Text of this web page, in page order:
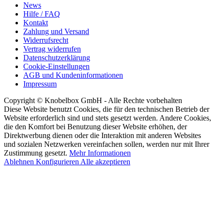
News
Hilfe / FAQ
Kontakt
Zahlung und Versand
Widerrufsrecht
Vertrag widerrufen
Datenschutzerklärung
Cookie-Einstellungen
AGB und Kundeninformationen
Impressum
Copyright © Knobelbox GmbH - Alle Rechte vorbehalten
Diese Website benutzt Cookies, die für den technischen Betrieb der
Website erforderlich sind und stets gesetzt werden. Andere Cookies,
die den Komfort bei Benutzung dieser Website erhöhen, der
Direktwerbung dienen oder die Interaktion mit anderen Websites
und sozialen Netzwerken vereinfachen sollen, werden nur mit Ihrer
Zustimmung gesetzt. Mehr Informationen
Ablehnen Konfigurieren Alle akzeptieren